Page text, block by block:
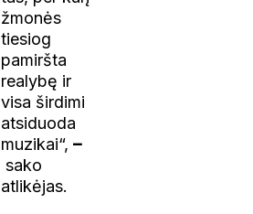
žmonės
tiesiog
pamiršta
realybę ir
visa širdimi
atsiduoda
muzikai“,–
sako
atlikėjas.